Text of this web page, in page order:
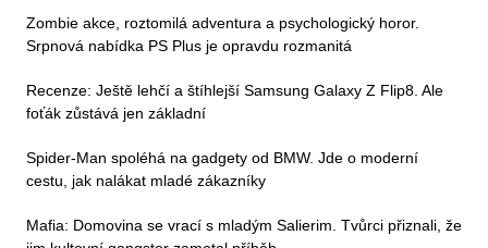
Zombie akce, roztomilá adventura a psychologický horor.
Srpnová nabídka PS Plus je opravdu rozmanitá
Recenze: Ještě lehčí a štíhlejší Samsung Galaxy Z Flip8. Ale
foťák zůstává jen základní
Spider-Man spoléhá na gadgety od BMW. Jde o moderní
cestu, jak nalákat mladé zákazníky
Mafia: Domovina se vrací s mladým Salierim. Tvůrci přiznali, že